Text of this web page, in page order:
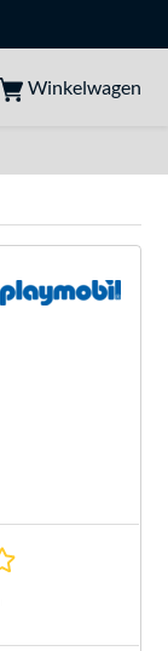
Winkelwagen
0.0 sterren